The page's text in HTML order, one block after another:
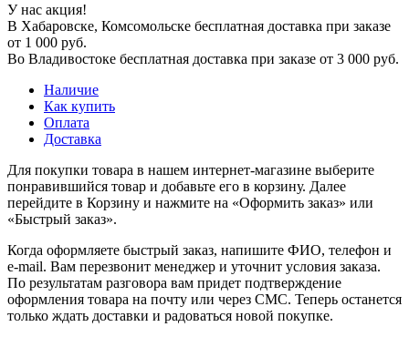
У нас акция!
В Хабаровске, Комсомольске бесплатная доставка при заказе
от 1 000 руб.
Во Владивостоке бесплатная доставка при заказе от 3 000 руб.
Наличие
Как купить
Оплата
Доставка
Для покупки товара в нашем интернет-магазине выберите
понравившийся товар и добавьте его в корзину. Далее
перейдите в Корзину и нажмите на «Оформить заказ» или
«Быстрый заказ».
Когда оформляете быстрый заказ, напишите ФИО, телефон и
e-mail. Вам перезвонит менеджер и уточнит условия заказа.
По результатам разговора вам придет подтверждение
оформления товара на почту или через СМС. Теперь останется
только ждать доставки и радоваться новой покупке.